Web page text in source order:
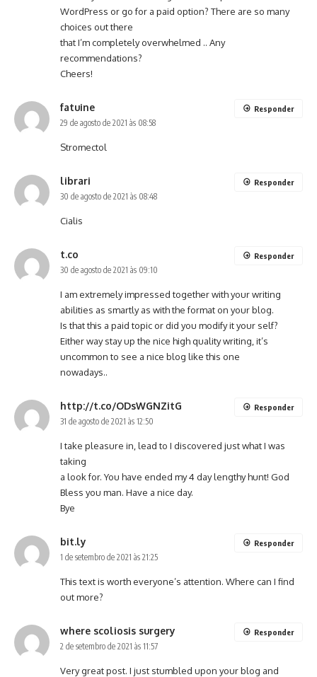
WordPress or go for a paid option? There are so many
choices out there
that I’m completely overwhelmed .. Any
recommendations?
Cheers!
fatuine
29 de agosto de 2021 às 08:58
Stromectol
Responder
librari
30 de agosto de 2021 às 08:48
Cialis
Responder
t.co
30 de agosto de 2021 às 09:10
I am extremely impressed together with your writing
abilities as smartly as with the format on your blog.
Is that this a paid topic or did you modify it your self?
Either way stay up the nice high quality writing, it’s
uncommon to see a nice blog like this one
nowadays..
Responder
http://t.co/ODsWGNZitG
31 de agosto de 2021 às 12:50
I take pleasure in, lead to I discovered just what I was
taking
a look for. You have ended my 4 day lengthy hunt! God
Bless you man. Have a nice day.
Bye
Responder
bit.ly
1 de setembro de 2021 às 21:25
This text is worth everyone’s attention. Where can I find
out more?
Responder
where scoliosis surgery
2 de setembro de 2021 às 11:57
Very great post. I just stumbled upon your blog and
Responder